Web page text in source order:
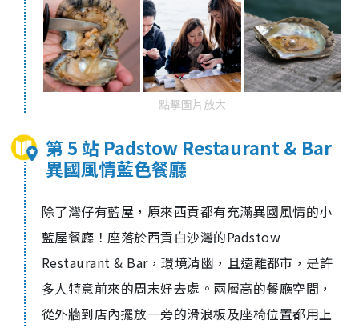
點擊圖片放大
第 5 站 Padstow Restaurant & Bar
異國風情藍色餐廳
除了灣仔有藍屋，原來西貢都有充滿異國風情的小
藍屋餐廳！座落於西貢白沙灣的Padstow
Restaurant & Bar，環境清幽，且遠離都市，是許
多人特意前來的周末好去處。兩層高的餐廳空間，
從外牆到店內擺放一旁的滑浪板及座椅位置都用上